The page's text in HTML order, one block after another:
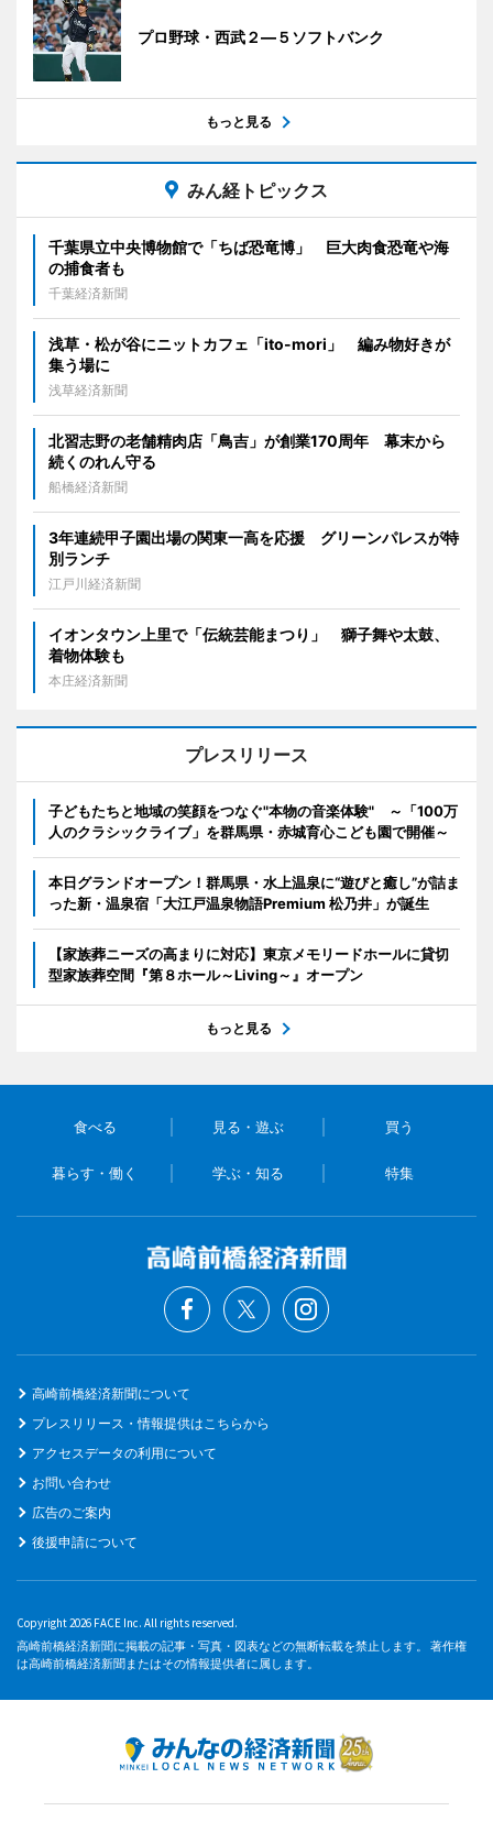
プロ野球・西武２―５ソフトバンク
もっと見る
みん経トピックス
千葉県立中央博物館で「ちば恐竜博」 巨大肉食恐竜や海
の捕食者も
千葉経済新聞
浅草・松が谷にニットカフェ「ito-mori」 編み物好きが
集う場に
浅草経済新聞
北習志野の老舗精肉店「鳥吉」が創業170周年 幕末から
続くのれん守る
船橋経済新聞
3年連続甲子園出場の関東一高を応援 グリーンパレスが特
別ランチ
江戸川経済新聞
イオンタウン上里で「伝統芸能まつり」 獅子舞や太鼓、
着物体験も
本庄経済新聞
プレスリリース
子どもたちと地域の笑顔をつなぐ"本物の音楽体験" ～「100万
人のクラシックライブ」を群馬県・赤城育心こども園で開催～
本日グランドオープン！群馬県・水上温泉に“遊びと癒し”が詰ま
った新・温泉宿「大江戸温泉物語Premium 松乃井」が誕生
【家族葬ニーズの高まりに対応】東京メモリードホールに貸切
型家族葬空間『第８ホール～Living～』オープン
もっと見る
食べる 見る・遊ぶ 買う
暮らす・働く 学ぶ・知る 特集
高崎前橋経済新聞について
プレスリリース・情報提供はこちらから
アクセスデータの利用について
お問い合わせ
広告のご案内
後援申請について
Copyright 2026 FACE Inc. All rights reserved.
高崎前橋経済新聞に掲載の記事・写真・図表などの無断転載を禁止します。 著作権
は高崎前橋経済新聞またはその情報提供者に属します。